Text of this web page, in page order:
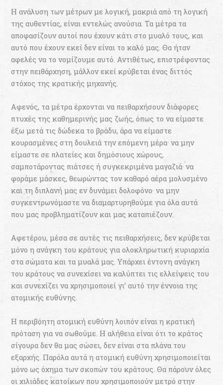
Η ανάλυση των μέτρων με λογική, μακριά από τη λογική
της αυθεντίας, είναι εντελώς ανούσια. Τα μέτρα τα
αποφασίζουν αυτοί που έχουν κάτι στο μυαλό τους, και
αυτό που έχουν εκεί δεν είναι το καλό μας. Θα ήταν
αφελές να το νομίζουμε αυτό. Αντιθέτως, επιστρέφοντας
στην πειθάρχηση, μάλλον εκεί κρύβεται ένας διττός
στόχος της κρατικής μηχανής.
Αφενός, τα μέτρα έρχονται να πειθαρχήσουν διάφορες
πτυχές της καθημερινής μας ζωής, όπως το να είμαστε
έξω μετά τις δώδεκα το βράδυ, άρα να είμαστε
κουρασμένες στη δουλειά την επόμενη μέρα· να μην
είμαστε σε πλατείες και δημόσιους χώρους,
σαμποτάροντας πιάτσες ή συγκεκριμένα μαγαζιά· να
φοράμε μάσκες, θεωρώντας τον καθαρό αέρα μολυσμένο
και τη διπλανή μας εν δυνάμει δολοφόνο· να μην
συγκεντρωνόμαστε να διαμαρτυρηθούμε για όλα αυτά
που μας προβληματίζουν και μας καταπιέζουν.
Αφετέρου, μέσα σε αυτές τις πειθαρχήσεις, δεν κρύβεται
μόνο η ανάγκη του κράτους για ολοκληρωτική κυριαρχία
στα σώματα και τα μυαλά μας. Υπάρχει έντονη ανάγκη
του κράτους να συνεχίσει να καλύπτει τις ελλείψεις του
και συνεχίζει να χρησιμοποιεί γι’ αυτό την έννοια της
ατομικής ευθύνης.
Η περιβόητη ατομική ευθύνη λοιπόν είναι η κρατική
πρόταση για να σωθούμε. Η αλήθεια είναι ότι το κράτος
σίγουρα δεν θα μας σώσει, δεν είναι στα πλάνα του
εξαρχής. Παρόλα αυτά η ατομική ευθύνη χρησιμοποιείται
μόνο ως όχημα των σκοπών του κράτους. Θα πάρουν όλες
οι χιλιάδες κατοίκων που χρησιμοποιούν μετρό στην